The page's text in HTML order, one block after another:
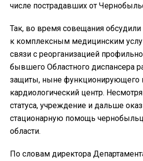
числе пострадавших от
Так, во время совещания
к комплексным медицинским
связи с реорганизацией
бывшего Областного диспансера
защиты, ныне функционирующего
кардиологический центр.
статуса, учреждение и дальше
стационарную помощь
области.
По словам директора